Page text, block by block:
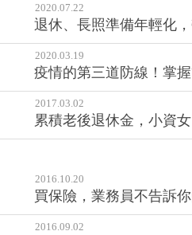
2020.07.22
退休、長照準備年輕化
2020.03.19
疫情的第三道防線！掌
2017.03.02
累積老後退休金，小資
2016.10.20
買保險，業務員不告訴
2016.09.02